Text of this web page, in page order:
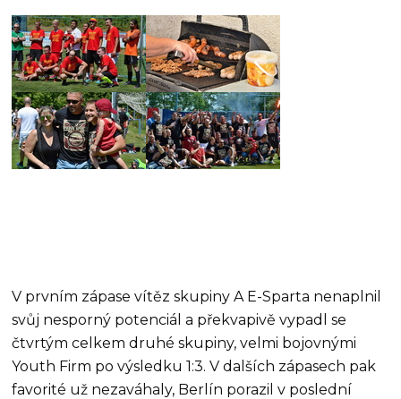
V prvním zápase vítěz skupiny A E-Sparta nenaplnil
svůj nesporný potenciál a překvapivě vypadl se
čtvrtým celkem druhé skupiny, velmi bojovnými
Youth Firm po výsledku 1:3. V dalších zápasech pak
favorité už nezaváhaly, Berlín porazil v poslední